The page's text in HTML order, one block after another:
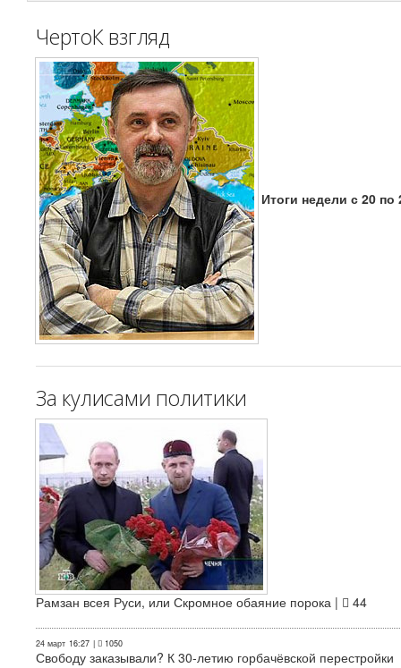
ЧертоК взгляд
Итоги недели с 20 по
За кулисами политики
Рамзан всея Руси, или Скромное обаяние порока | 44
24 март 16:27 | 1050
Свободу заказывали? К 30-летию горбачёвской перестройки